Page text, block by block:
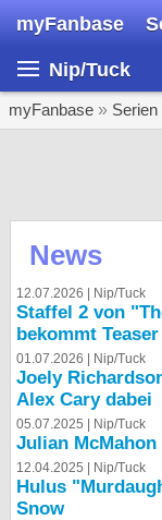
myFanbase
Nip/Tuck
myFanbase » Serien
News
12.07.2026 | Nip/Tuck
Staffel 2 von
bekommt
01.07.2026 | Nip/Tuck
Joely
Alex Cary dabei
05.07.2025 | Nip/Tuck
Julian
12.04.2025 | Nip/Tuck
Hulus
Snow